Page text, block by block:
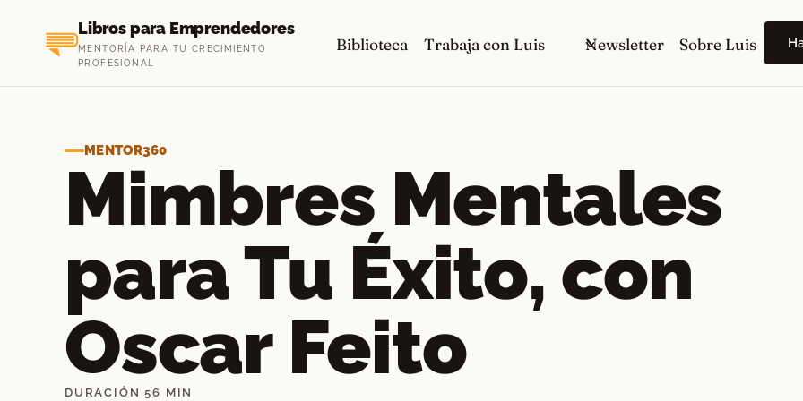
contenido
Libros para Emprendedores
MENTORÍA PARA TU CRECIMIENTO
PROFESIONAL
Biblioteca Trabaja con Luis Newsletter Sobre Luis
MENTOR360
Mimbres Mentales
para Tu Éxito, con
Oscar Feito
DURACIÓN 56 MIN